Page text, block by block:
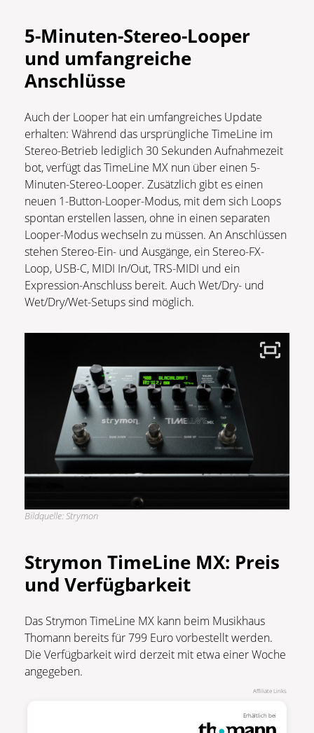
5-Minuten-Stereo-Looper
und umfangreiche
Anschlüsse
Auch der Looper hat ein umfangreiches Update
erhalten: Während das ursprüngliche TimeLine im
Stereo-Betrieb lediglich 30 Sekunden Aufnahmezeit
bot, verfügt das TimeLine MX nun über einen 5-
Minuten-Stereo-Looper. Zusätzlich gibt es einen
neuen 1-Button-Looper-Modus, mit dem sich Loops
spontan erstellen lassen, ohne in einen separaten
Looper-Modus wechseln zu müssen. An Anschlüssen
stehen Stereo-Ein- und Ausgänge, ein Stereo-FX-
Loop, USB-C, MIDI In/Out, TRS-MIDI und ein
Expression-Anschluss bereit. Auch Wet/Dry- und
Wet/Dry/Wet-Setups sind möglich.
Bildquelle: Strymon
Strymon TimeLine MX: Preis
und Verfügbarkeit
Das Strymon TimeLine MX kann beim Musikhaus
Thomann bereits für 799 Euro vorbestellt werden.
Die Verfügbarkeit wird derzeit mit etwa einer Woche
angegeben.
Affiliate Links
Erhältlich bei